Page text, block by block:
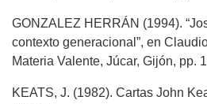
GONZALEZ HERRÁN (1994).
contexto generacional”, en
Materia Valente, Júcar, Gijón, pp.
KEATS, J. (1982). Cartas John